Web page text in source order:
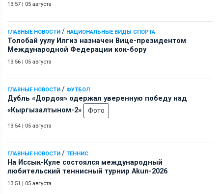
13:57 | 05 августа
ГЛАВНЫЕ НОВОСТИ / НАЦИОНАЛЬНЫЕ ВИДЫ СПОРТА
Толобай уулу Илгиз назначен Вице-президентом
Международной Федерации кок-бору
13:56 | 05 августа
ГЛАВНЫЕ НОВОСТИ / ФУТБОЛ
Дубль «Дордоя» одержал уверенную победу над
«Кыргызалтыном-2»
Фото
13:54 | 05 августа
ГЛАВНЫЕ НОВОСТИ / ТЕННИС
На Иссык-Куле состоялся международный
любительский теннисный турнир Akun-2026
13:51 | 05 августа